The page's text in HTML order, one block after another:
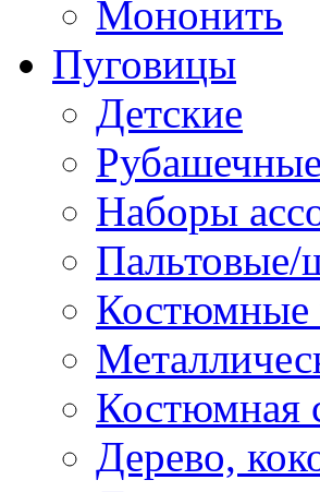
Мононить
Пуговицы
Детские
Наборы
Костюмные
Костюмная
Дерево,